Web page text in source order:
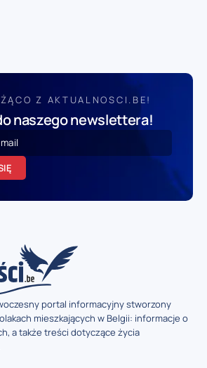
Z AKTUALNOSCI.BE!
naszego newslettera!
portal informacyjny stworzony
mieszkających w Belgii: informacje o
a także treści dotyczące życia